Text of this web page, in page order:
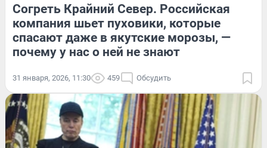
Согреть Крайний Север. Российская
компания шьет пуховики, которые
спасают даже в якутские морозы, —
почему у нас о ней не знают
31 января, 2026, 11:30 459 Обсудить